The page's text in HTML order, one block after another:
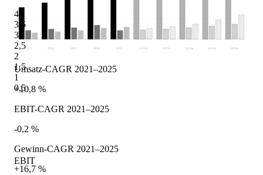
4
3,5
3
2,5
2
1,5
1
0,5
EBIT
2021 2022 2023 2024 2025 2026 e 2027 e 2028 e 2029 e 2030e
Umsatz-CAGR 2021–2025
+10,8 %
EBIT-CAGR 2021–2025
-0,2 %
Gewinn-CAGR 2021–2025
+16,7 %